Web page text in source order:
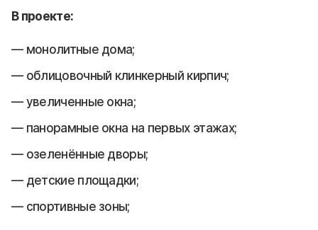
В проекте:
монолитные дома;
облицовочный клинкерный кирпич;
увеличенные окна;
панорамные окна на первых этажах;
озеленённые дворы;
детские площадки;
спортивные зоны;